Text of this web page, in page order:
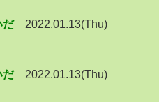
だ
2022.01.13(Thu)
だ
2022.01.13(Thu)